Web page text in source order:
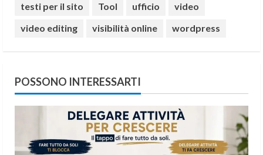
testi per il sito
Tool ufficio
video
video editing
visibilità online wordpress
POSSONO INTERESSARTI